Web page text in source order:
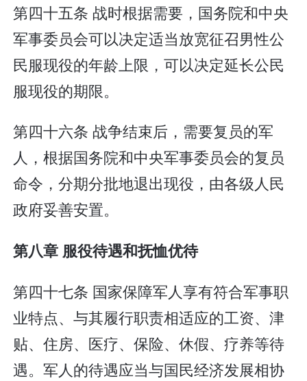
第四十五条 战时根据需要，国务院和中央
军事委员会可以决定适当放宽征召男性公
民服现役的年龄上限，可以决定延长公民
服现役的期限。
第四十六条 战争结束后，需要复员的军
人，根据国务院和中央军事委员会的复员
命令，分期分批地退出现役，由各级人民
政府妥善安置。
第八章 服役待遇和抚恤优待
第四十七条 国家保障军人享有符合军事职
业特点、与其履行职责相适应的工资、津
贴、住房、医疗、保险、休假、疗养等待
遇。军人的待遇应当与国民经济发展相协